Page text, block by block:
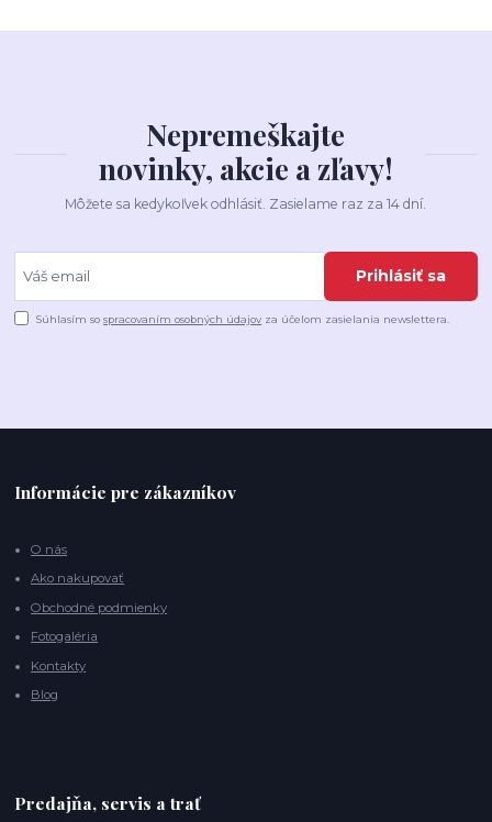
Nepremeškajte
novinky, akcie a zľavy!
Môžete sa kedykoľvek odhlásiť. Zasielame raz za 14 dní.
Prihlásiť sa
Súhlasím sospracovaním osobných údajov za účelom zasielania newslettera.
Informácie pre zákazníkov
O nás
Ako nakupovať
Obchodné podmienky
Fotogaléria
Kontakty
Blog
Predajňa, servis a trať